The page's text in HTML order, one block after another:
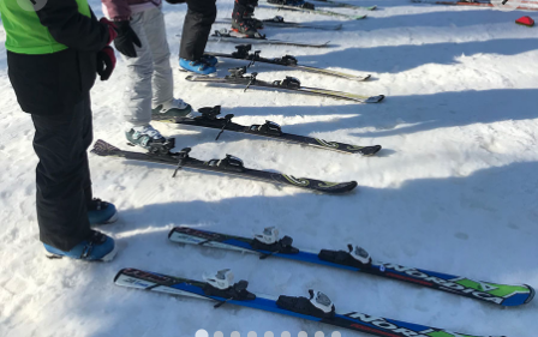
Kapcsolat
KRÉTA